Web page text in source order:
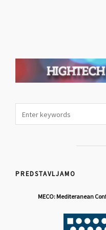
PREDSTAVLJAMO
MECO: Mediteranean